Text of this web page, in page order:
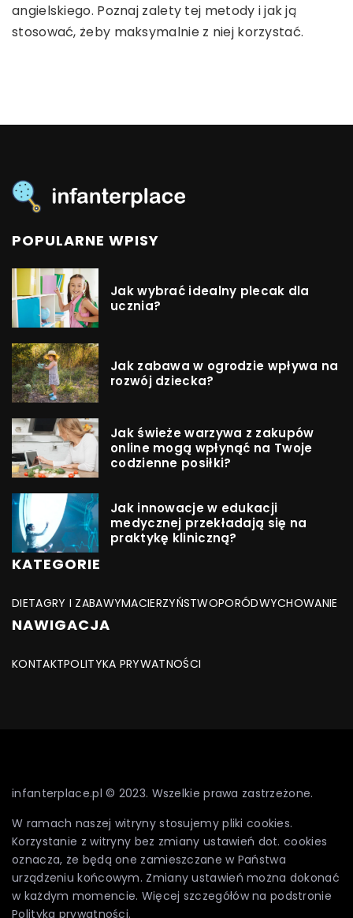
specjalisty w dziedzinie stomatologii cyfrowej.
Dowiedz się, jakie umiejętności i doświadczenie
angielskiego. Poznaj zalety tej metody i jak ją
stosować, żeby maksymalnie z niej korzystać.
zwiększyć efektywność i wygodę w pracy salonów
kosmetycznych, poprawiając komfort zarówno
POPULARNE WPISY
Jak wybrać idealny plecak dla
ucznia?
Jak zabawa w ogrodzie wpływa na
rozwój dziecka?
Jak świeże warzywa z zakupów
online mogą wpłynąć na Twoje
codzienne posiłki?
Jak innowacje w edukacji
medycznej przekładają się na
praktykę kliniczną?
KATEGORIE
DIETAGRY I ZABAWYMACIERZYŃSTWOPORÓDWYCHOWANIE
NAWIGACJA
KONTAKTPOLITYKA PRYWATNOŚCI
infanterplace.pl © 2023. Wszelkie prawa zastrzeżone.
W ramach naszej witryny stosujemy pliki cookies.
Korzystanie z witryny bez zmiany ustawień dot. cookies
oznacza, że będą one zamieszczane w Państwa
urządzeniu końcowym. Zmiany ustawień można dokonać
w każdym momencie. Więcej szczegółów na podstronie
Polityka prywatności.